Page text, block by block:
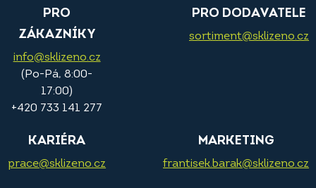
PRO
ZÁKAZNÍKY
info@sklizeno.cz
(Po-Pá, 8:00-
17:00)
+420 733 141 277
PRO DODAVATELE
sortiment@sklizeno.cz
KARIÉRA
prace@sklizeno.cz
MARKETING
frantisek.barak@sklizeno.cz